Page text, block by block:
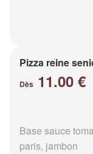
Pizza reine
Dès 11.00 €
Base sauce
paris, jambon